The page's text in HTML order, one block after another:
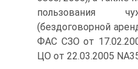
пользования
(бездоговорной
ФАС СЗО от
ЦО от 22.03.2005